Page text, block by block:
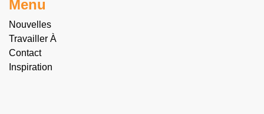
Menu
Nouvelles
Travailler À
Contact
Inspiration